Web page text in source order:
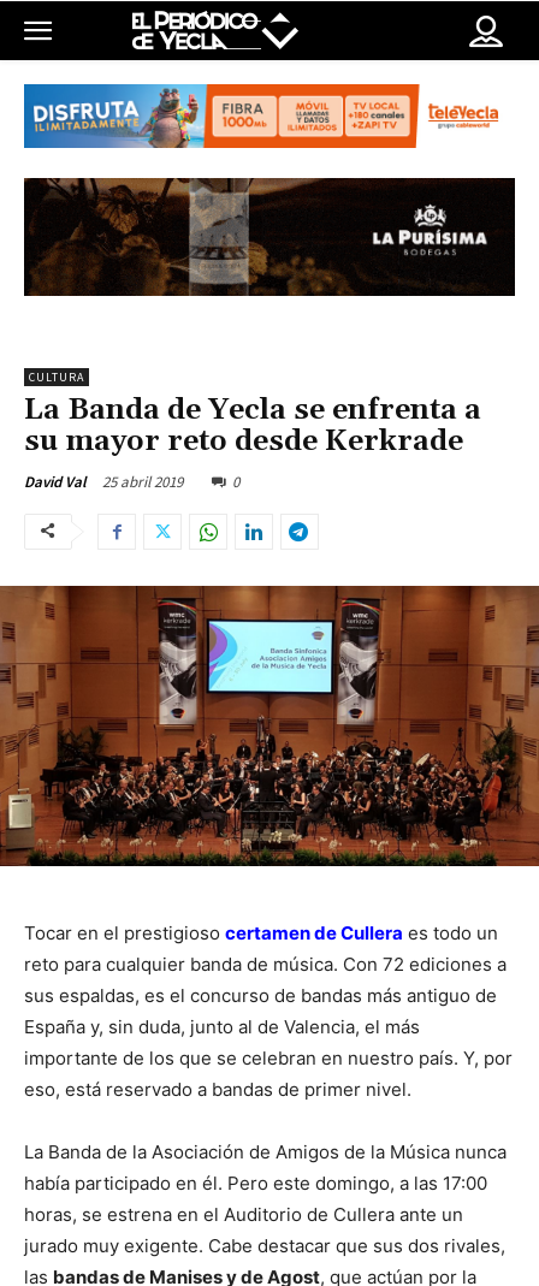
CULTURA
La Banda de Yecla se enfrenta a
su mayor reto desde Kerkrade
David Val 25 abril 2019 0
Tocar en el prestigioso certamen de Cullera es todo un
reto para cualquier banda de música. Con 72 ediciones a
sus espaldas, es el concurso de bandas más antiguo de
España y, sin duda, junto al de Valencia, el más
importante de los que se celebran en nuestro país. Y, por
eso, está reservado a bandas de primer nivel.
La Banda de la Asociación de Amigos de la Música nunca
había participado en él. Pero este domingo, a las 17:00
horas, se estrena en el Auditorio de Cullera ante un
jurado muy exigente. Cabe destacar que sus dos rivales,
las bandas de Manises y de Agost, que actúan por la